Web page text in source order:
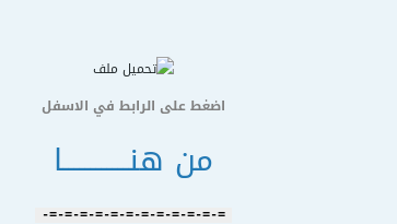
اضغط على الرابط في الاسفل
من هنــــــــــــا
=-=-=-=-=-=-=-=-=-=-=-=-